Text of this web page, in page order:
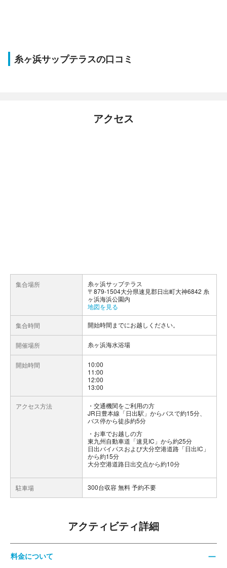
糸ヶ浜サップテラスの口コミ
アクセス
集合場所
糸ヶ浜サップテラス
〒879-1504大分県速見郡日出町大神6842 糸
ヶ浜海浜公園内
地図を見る
集合時間 開始時間までにお越しください。
開催場所 糸ヶ浜海水浴場
開始時間
10:00
11:00
12:00
13:00
アクセス方法
交通機関をご利用の方
JR日豊本線「日出駅」からバスで約15分、
バス停から徒歩約5分
お車でお越しの方
東九州自動車道「速見IC」から約25分
日出バイパスおよび大分空港道路「日出IC」
から約15分
大分空港道路日出交点から約10分
駐車場 300台収容 無料 予約不要
アクティビティ詳細
料金について